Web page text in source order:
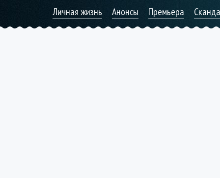
Личная жизнь Анонсы Премьера